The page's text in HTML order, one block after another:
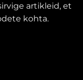
artikleid, et
kohta.